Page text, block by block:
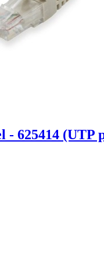
- 625414 (UTP